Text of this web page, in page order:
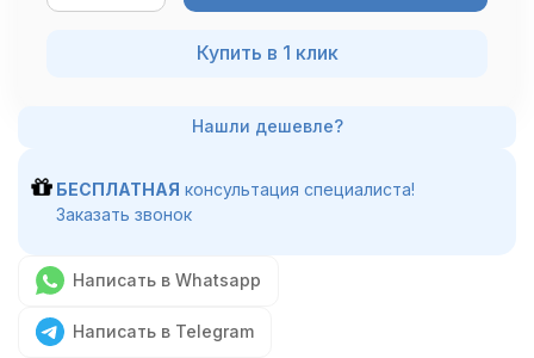
Купить в 1 клик
БЕСПЛАТНАЯ консультация специалиста!
Заказать звонок
Написать в Whatsapp
Написать в Telegram